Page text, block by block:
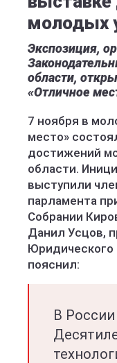
молодых
Экспозиция,
области,
«Отличное
7 ноября в
место»
достижений
области.
выступили
парламента
Собрании
Данил Усцов,
Юридического
пояснил:
В